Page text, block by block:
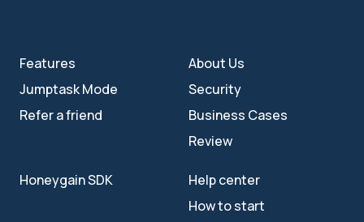
Features
Jumptask Mode
Refer a friend
About Us
Security
Business Cases
Review
Honeygain SDK
Help center
How to start